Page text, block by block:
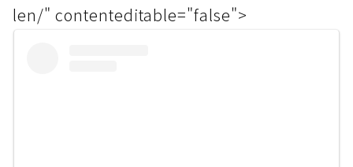
len/" contenteditable="false">